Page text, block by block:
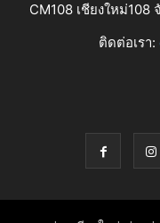
CM108 เชียงใหม่108
ติดต่อเรา: